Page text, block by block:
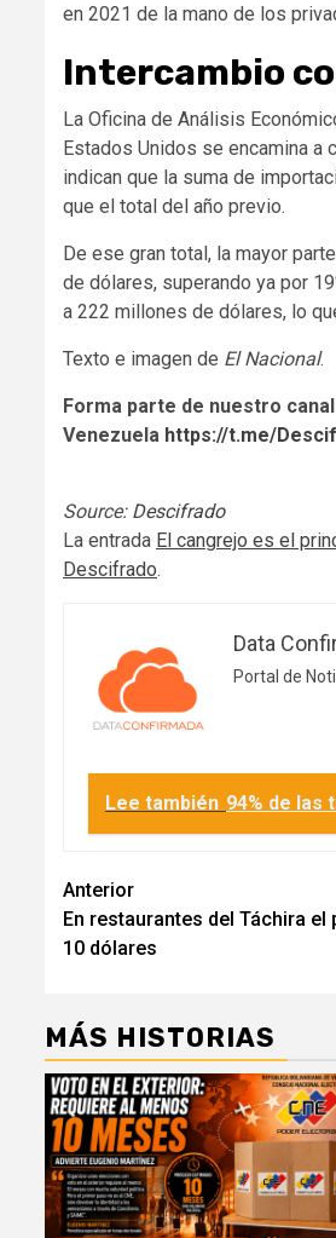
en 2021 de la mano de los
Intercambio
La Oficina de Análisis
Estados Unidos se encamina a
indican que la suma de
que el total del año previo.
De ese gran total, la mayor
de dólares, superando ya por
a 222 millones de dólares, lo
Texto e imagen de El Nacional.
Forma parte de nuestro
Venezuela https://t.me/
Source: Descifrado
La entrada El cangrejo es el
Descifrado.
Data
Portal de
Lee también 94% de las
Navegación
de
Anterior
En restaurantes del Táchira
10 dólares
MÁS HISTORIAS